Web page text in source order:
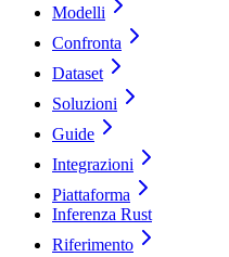
Modelli
Confronta
Dataset
Soluzioni
Guide
Integrazioni
Piattaforma
Inferenza Rust
Riferimento